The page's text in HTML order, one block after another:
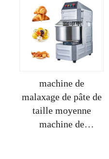
de pâte à pizza,
mélangeur sur pied
commercial
machine de
malaxage de pâte de
taille moyenne
machine de